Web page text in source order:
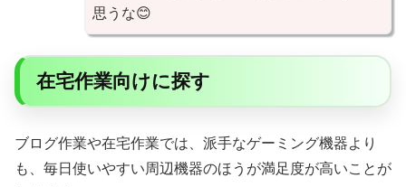
思うな😊
在宅作業向けに探す
ブログ作業や在宅作業では、派手なゲーミング機器より
も、毎日使いやすい周辺機器のほうが満足度が高いことが